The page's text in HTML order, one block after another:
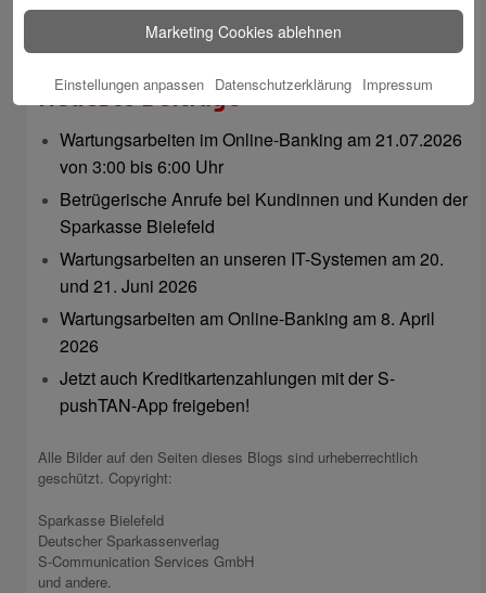
Natalia Tietz
Neueste Beiträge
Wartungsarbeiten im Online-Banking am 21.07.2026
von 3:00 bis 6:00 Uhr
Betrügerische Anrufe bei Kundinnen und Kunden der
Sparkasse Bielefeld
Wartungsarbeiten an unseren IT-Systemen am 20.
und 21. Juni 2026
Wartungsarbeiten am Online-Banking am 8. April
2026
Jetzt auch Kreditkartenzahlungen mit der S-
pushTAN-App freigeben!
Alle Bilder auf den Seiten dieses Blogs sind urheberrechtlich
geschützt. Copyright:
Sparkasse Bielefeld
Deutscher Sparkassenverlag
S-Communication Services GmbH
und andere.
Marketing Cookies ablehnen
Einstellungen anpassen Datenschutzerklärung Impressum